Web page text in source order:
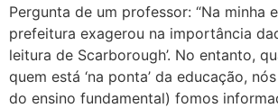
Pergunta de um professor: “Na minha
prefeitura exagerou na importância
leitura de Scarborough’. No entanto,
quem está ‘na ponta’ da educação,
do ensino fundamental) fomos